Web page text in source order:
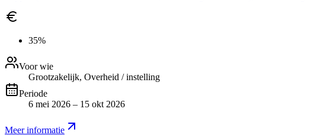
35%
Voor wie
Grootzakelijk, Overheid / instelling
Periode
6 mei 2026 – 15 okt 2026
Meer informatie